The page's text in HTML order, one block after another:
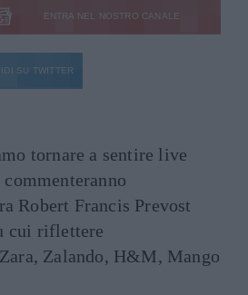
ENTRA NEL NOSTRO CANALE
SU TWITTER
tornare a sentire live
Robert Francis Prevost
cui riflettere
Zalando, H&M, Mango